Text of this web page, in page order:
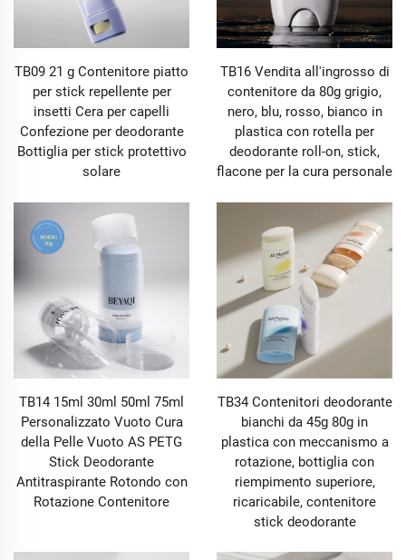
TB09 21 g Contenitore piatto
per stick repellente per
insetti Cera per capelli
Confezione per deodorante
Bottiglia per stick protettivo
solare
TB16 Vendita all'ingrosso di
contenitore da 80g grigio,
nero, blu, rosso, bianco in
plastica con rotella per
deodorante roll-on, stick,
flacone per la cura personale
TB14 15ml 30ml 50ml 75ml
Personalizzato Vuoto Cura
della Pelle Vuoto AS PETG
Stick Deodorante
Antitraspirante Rotondo con
Rotazione Contenitore
TB34 Contenitori deodorante
bianchi da 45g 80g in
plastica con meccanismo a
rotazione, bottiglia con
riempimento superiore,
ricaricabile, contenitore
stick deodorante